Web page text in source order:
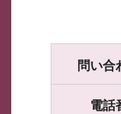
問い合
電話